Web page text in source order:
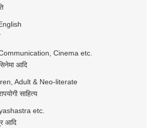
Cinema etc.
आदि
Adult & Neo-literate
साहित्य
etc.
आदि